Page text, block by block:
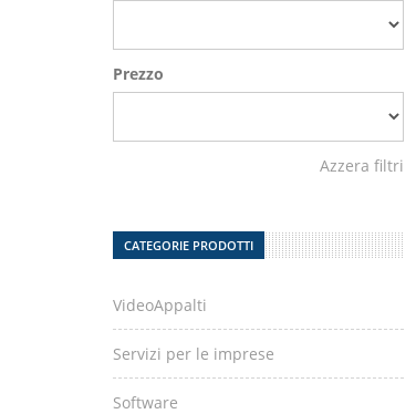
Prezzo
Azzera filtri
CATEGORIE PRODOTTI
VideoAppalti
Servizi per le imprese
Software